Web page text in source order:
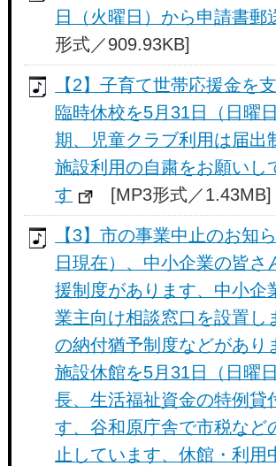
日（火曜日）から申請書郵
形式／909.93KB]
【2】子育て世帯応援金を
臨時休校を5月31日（日曜
期、児童クラブ利用は届出
施設利用の自粛をお願いし
す
[MP3形式／1.43MB]
【3】市の事業中止のお知
日現在）、中小企業の皆さ
援制度があります、中小企
業主向け相談窓口を設置し
の納付猶予制度などがあり
施設休館を5月31日（日曜
長、生活福祉資金の特例貸
す、谷和原庁舎で市税など
止しています、休館・利用